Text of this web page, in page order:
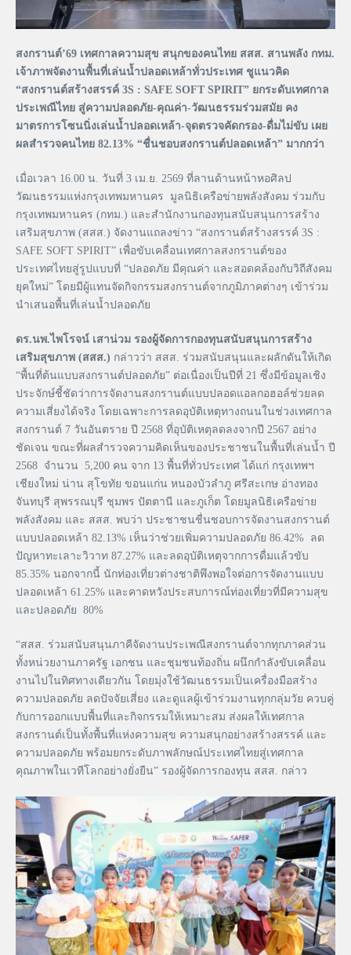
สงกรานต์’69 เทศกาลความสุข สนุกของคนไทย สสส. สานพลัง กทม.
เจ้าภาพจัดงานพื้นที่เล่นน้ำปลอดเหล้าทั่วประเทศ ชูแนวคิด
“สงกรานต์สร้างสรรค์ 3S : SAFE SOFT SPIRIT” ยกระดับเทศกาล
ประเพณีไทย สู่ความปลอดภัย-คุณค่า-วัฒนธรรมร่วมสมัย คง
มาตรการโซนนิ่งเล่นน้ำปลอดเหล้า-จุดตรวจคัดกรอง-ดื่มไม่ขับ เผย
ผลสำรวจคนไทย 82.13% “ชื่นชอบสงกรานต์ปลอดเหล้า” มากกว่า
เมื่อเวลา 16.00 น. วันที่ 3 เม.ย. 2569 ที่ลานด้านหน้าหอศิลป
วัฒนธรรมแห่งกรุงเทพมหานคร มูลนิธิเครือข่ายพลังสังคม ร่วมกับ
กรุงเทพมหานคร (กทม.) และสำนักงานกองทุนสนับสนุนการสร้าง
เสริมสุขภาพ (สสส.) จัดงานแถลงข่าว “สงกรานต์สร้างสรรค์ 3S :
SAFE SOFT SPIRIT” เพื่อขับเคลื่อนเทศกาลสงกรานต์ของ
ประเทศไทยสู่รูปแบบที่ “ปลอดภัย มีคุณค่า และสอดคล้องกับวิถีสังคม
ยุคใหม่” โดยมีผู้แทนจัดกิจกรรมสงกรานต์จากภูมิภาคต่างๆ เข้าร่วม
นำเสนอพื้นที่เล่นน้ำปลอดภัย
ดร.นพ.ไพโรจน์ เสาน่วม รองผู้จัดการกองทุนสนับสนุนการสร้าง
เสริมสุขภาพ (สสส.) กล่าวว่า สสส. ร่วมสนับสนุนและผลักดันให้เกิด
“พื้นที่ต้นแบบสงกรานต์ปลอดภัย” ต่อเนื่องเป็นปีที่ 21 ซึ่งมีข้อมูลเชิง
ประจักษ์ชี้ชัดว่าการจัดงานสงกรานต์แบบปลอดแอลกอฮอล์ช่วยลด
ความเสี่ยงได้จริง โดยเฉพาะการลดอุบัติเหตุทางถนนในช่วงเทศกาล
สงกรานต์ 7 วันอันตราย ปี 2568 ที่อุบัติเหตุลดลงจากปี 2567 อย่าง
ชัดเจน ขณะที่ผลสำรวจความคิดเห็นของประชาชนในพื้นที่เล่นน้ำ ปี
2568 จำนวน 5,200 คน จาก 13 พื้นที่ทั่วประเทศ ได้แก่ กรุงเทพฯ
เชียงใหม่ น่าน สุโขทัย ขอนแก่น หนองบัวลำภู ศรีสะเกษ อ่างทอง
จันทบุรี สุพรรณบุรี ชุมพร ปัตตานี และภูเก็ต โดยมูลนิธิเครือข่าย
พลังสังคม และ สสส. พบว่า ประชาชนชื่นชอบการจัดงานสงกรานต์
แบบปลอดเหล้า 82.13% เห็นว่าช่วยเพิ่มความปลอดภัย 86.42% ลด
ปัญหาทะเลาะวิวาท 87.27% และลดอุบัติเหตุจากการดื่มแล้วขับ
85.35% นอกจากนี้ นักท่องเที่ยวต่างชาติพึงพอใจต่อการจัดงานแบบ
ปลอดเหล้า 61.25% และคาดหวังประสบการณ์ท่องเที่ยวที่มีความสุข
และปลอดภัย 80%
“สสส. ร่วมสนับสนุนภาคีจัดงานประเพณีสงกรานต์จากทุกภาคส่วน
ทั้งหน่วยงานภาครัฐ เอกชน และชุมชนท้องถิ่น ผนึกกำลังขับเคลื่อน
งานไปในทิศทางเดียวกัน โดยมุ่งใช้วัฒนธรรมเป็นเครื่องมือสร้าง
ความปลอดภัย ลดปัจจัยเสี่ยง และดูแลผู้เข้าร่วมงานทุกกลุ่มวัย ควบคู่
กับการออกแบบพื้นที่และกิจกรรมให้เหมาะสม ส่งผลให้เทศกาล
สงกรานต์เป็นทั้งพื้นที่แห่งความสุข ความสนุกอย่างสร้างสรรค์ และ
ความปลอดภัย พร้อมยกระดับภาพลักษณ์ประเทศไทยสู่เทศกาล
คุณภาพในเวทีโลกอย่างยั่งยืน” รองผู้จัดการกองทุน สสส. กล่าว